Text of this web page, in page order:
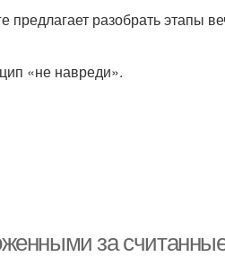
разобрать этапы
«не навреди».
за